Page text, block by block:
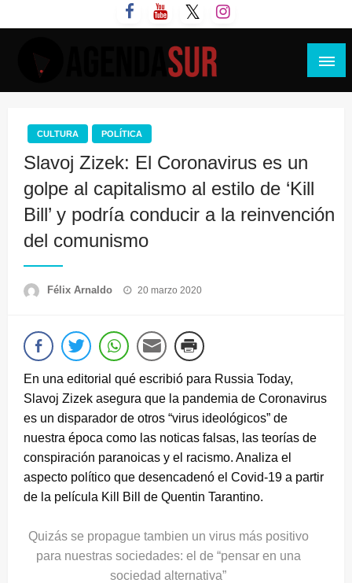
al
CULTURA POLÍTICA
Slavoj Zizek: El Coronavirus es un
golpe al capitalismo al estilo de ‘Kill
Bill’ y podría conducir a la reinvención
del comunismo
Félix Arnaldo
Publicado
20 marzo 2020
En una editorial qué escribió para Russia Today,
Slavoj Zizek asegura que la pandemia de Coronavirus
es un disparador de otros “virus ideológicos” de
nuestra época como las noticas falsas, las teorías de
conspiración paranoicas y el racismo. Analiza el
aspecto político que desencadenó el Covid-19 a partir
de la película Kill Bill de Quentin Tarantino.
Quizás se propague tambien un virus más positivo
para nuestras sociedades: el de “pensar en una
sociedad alternativa”